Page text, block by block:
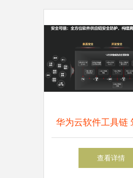
华为云软件工具链
政府研发新基，赋
查看详情